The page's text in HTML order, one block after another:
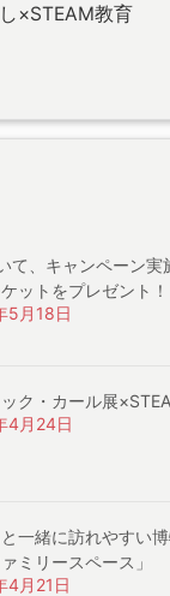
×STEAM教育
て、キャンペーン
ットをプレゼント！
5月18日
ック・カール展
4月24日
一緒に訪れやすい
ミリースペース」
4月21日